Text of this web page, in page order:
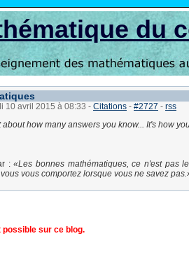
du
10 avril 2015 à 08:33 - Citations - #2727 - rss
how many answers you know... It's how
: Les bonnes mathématiques, ce n'est pas
vous comportez lorsque vous ne savez pas.
sur ce blog.